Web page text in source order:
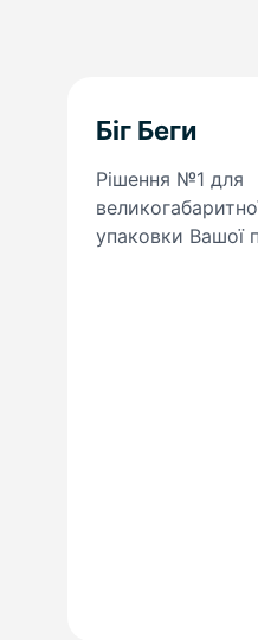
Біг Беги
Рішення №1 для
упаковки Вашої